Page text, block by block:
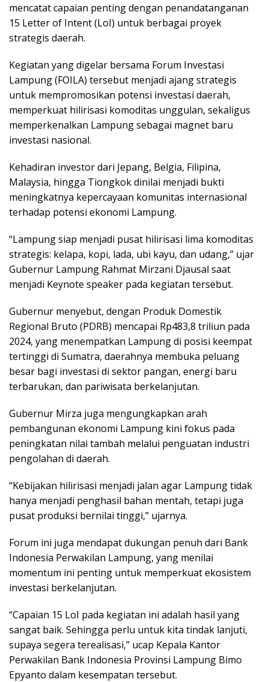
mencatat capaian penting dengan penandatanganan
15 Letter of Intent (LoI) untuk berbagai proyek
strategis daerah.
Kegiatan yang digelar bersama Forum Investasi
Lampung (FOILA) tersebut menjadi ajang strategis
untuk mempromosikan potensi investasi daerah,
memperkuat hilirisasi komoditas unggulan, sekaligus
memperkenalkan Lampung sebagai magnet baru
investasi nasional.
Kehadiran investor dari Jepang, Belgia, Filipina,
Malaysia, hingga Tiongkok dinilai menjadi bukti
meningkatnya kepercayaan komunitas internasional
terhadap potensi ekonomi Lampung.
“Lampung siap menjadi pusat hilirisasi lima komoditas
strategis: kelapa, kopi, lada, ubi kayu, dan udang,” ujar
Gubernur Lampung Rahmat Mirzani Djausal saat
menjadi Keynote speaker pada kegiatan tersebut.
Gubernur menyebut, dengan Produk Domestik
Regional Bruto (PDRB) mencapai Rp483,8 triliun pada
2024, yang menempatkan Lampung di posisi keempat
tertinggi di Sumatra, daerahnya membuka peluang
besar bagi investasi di sektor pangan, energi baru
terbarukan, dan pariwisata berkelanjutan.
Gubernur Mirza juga mengungkapkan arah
pembangunan ekonomi Lampung kini fokus pada
peningkatan nilai tambah melalui penguatan industri
pengolahan di daerah.
“Kebijakan hilirisasi menjadi jalan agar Lampung tidak
hanya menjadi penghasil bahan mentah, tetapi juga
pusat produksi bernilai tinggi,” ujarnya.
Forum ini juga mendapat dukungan penuh dari Bank
Indonesia Perwakilan Lampung, yang menilai
momentum ini penting untuk memperkuat ekosistem
investasi berkelanjutan.
“Capaian 15 LoI pada kegiatan ini adalah hasil yang
sangat baik. Sehingga perlu untuk kita tindak lanjuti,
supaya segera terealisasi,” ucap Kepala Kantor
Perwakilan Bank Indonesia Provinsi Lampung Bimo
Epyanto dalam kesempatan tersebut.